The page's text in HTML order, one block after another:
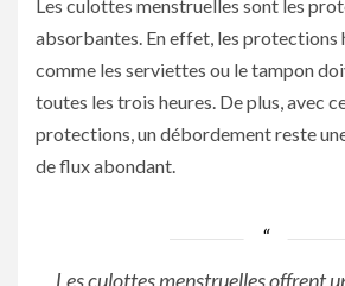
Les culottes menstruelles sont les
absorbantes. En effet, les protections
comme les serviettes ou le tampon
toutes les trois heures. De plus, avec
protections, un débordement reste
de flux abondant.
Les culottes menstruelles offrent